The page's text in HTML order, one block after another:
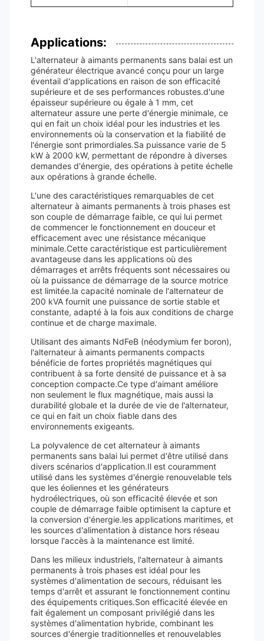
Applications:
L'alternateur à aimants permanents sans balai est un
générateur électrique avancé conçu pour un large
éventail d'applications en raison de son efficacité
supérieure et de ses performances robustes.d'une
épaisseur supérieure ou égale à 1 mm, cet
alternateur assure une perte d'énergie minimale, ce
qui en fait un choix idéal pour les industries et les
environnements où la conservation et la fiabilité de
l'énergie sont primordiales.Sa puissance varie de 5
kW à 2000 kW, permettant de répondre à diverses
demandes d'énergie, des opérations à petite échelle
aux opérations à grande échelle.
L'une des caractéristiques remarquables de cet
alternateur à aimants permanents à trois phases est
son couple de démarrage faible, ce qui lui permet
de commencer le fonctionnement en douceur et
efficacement avec une résistance mécanique
minimale.Cette caractéristique est particulièrement
avantageuse dans les applications où des
démarrages et arrêts fréquents sont nécessaires ou
où la puissance de démarrage de la source motrice
est limitée.la capacité nominale de l'alternateur de
200 kVA fournit une puissance de sortie stable et
constante, adapté à la fois aux conditions de charge
continue et de charge maximale.
Utilisant des aimants NdFeB (néodymium fer boron),
l'alternateur à aimants permanents compacts
bénéficie de fortes propriétés magnétiques qui
contribuent à sa forte densité de puissance et à sa
conception compacte.Ce type d'aimant améliore
non seulement le flux magnétique, mais aussi la
durabilité globale et la durée de vie de l'alternateur,
ce qui en fait un choix fiable dans des
environnements exigeants.
La polyvalence de cet alternateur à aimants
permanents sans balai lui permet d'être utilisé dans
divers scénarios d'application.Il est couramment
utilisé dans les systèmes d'énergie renouvelable tels
que les éoliennes et les générateurs
hydroélectriques, où son efficacité élevée et son
couple de démarrage faible optimisent la capture et
la conversion d'énergie.les applications maritimes, et
les sources d'alimentation à distance hors réseau
lorsque l'accès à la maintenance est limité.
Dans les milieux industriels, l'alternateur à aimants
permanents à trois phases est idéal pour les
systèmes d'alimentation de secours, réduisant les
temps d'arrêt et assurant le fonctionnement continu
des équipements critiques.Son efficacité élevée en
fait également un composant privilégié dans les
systèmes d'alimentation hybride, combinant les
sources d'énergie traditionnelles et renouvelables